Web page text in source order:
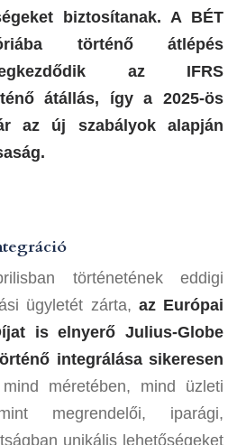
biztosítanak. A BÉT
történő átlépés
az IFRS
átállás, így a 2025-ös
az új szabályok alapján
történetének eddigi
ügyletét zárta, az Európai
is elnyerő Julius-Globe
integrálása sikeresen
méretében, mind üzleti
megrendelői, iparági,
unikális lehetőségeket